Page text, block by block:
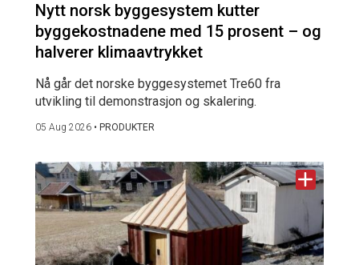
Nytt norsk byggesystem kutter
byggekostnadene med 15 prosent – og
halverer klimaavtrykket
Nå går det norske byggesystemet Tre60 fra
utvikling til demonstrasjon og skalering.
05 Aug 2026 • PRODUKTER